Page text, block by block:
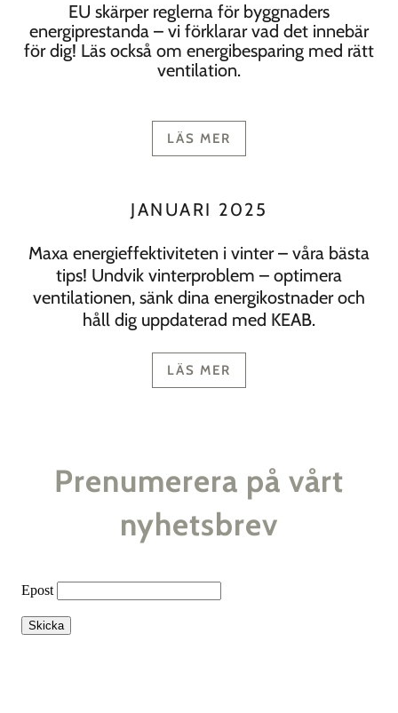
EU skärper reglerna för byggnaders
energiprestanda – vi förklarar vad det innebär
för dig! Läs också om energibesparing med rätt
ventilation.
LÄS MER
JANUARI 2025
Maxa energieffektiviteten i vinter – våra bästa
tips! Undvik vinterproblem – optimera
ventilationen, sänk dina energikostnader och
håll dig uppdaterad med KEAB.
LÄS MER
Prenumerera på vårt
nyhetsbrev